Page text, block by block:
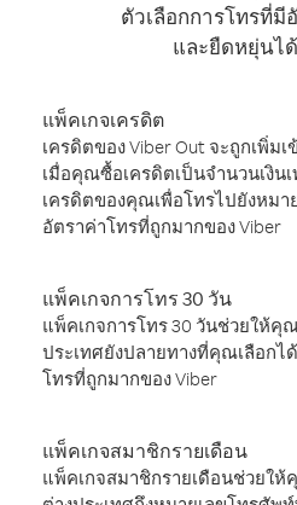
ตัวเลือกการโทรที่มี
และยืดหยุ่นไ
แพ็คเกจเครดิต
เครดิตของ Viber Out จะถูกเพิ่ม
เมื่อคุณซื้อเครดิตเป็นจำนวนเงิน
เครดิตของคุณเพื่อโทรไปยังหมา
อัตราค่าโทรที่ถูกมากของ Viber
แพ็คเกจการโทร 30 วัน
แพ็คเกจการโทร 30 วันช่วยให้คุ
ประเทศยังปลายทางที่คุณเลือกไ
โทรที่ถูกมากของ Viber
แพ็คเกจสมาชิกรายเดือน
แพ็คเกจสมาชิกรายเดือนช่วยใ